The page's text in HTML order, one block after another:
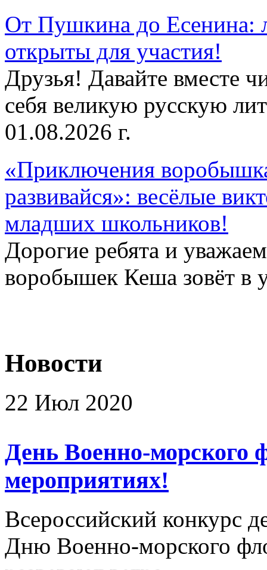
От Пушкина до Есенина:
открыты для участия!
Друзья! Давайте вместе
себя великую русскую
01.08.2026 г.
«Приключения
развивайся»: весёлые
младших школьников!
Дорогие ребята и
воробышек Кеша зовёт в
Новости
22 Июл 2020
День Военно-морского
мероприятиях!
Всероссийский конкурс
Дню Военно-морского